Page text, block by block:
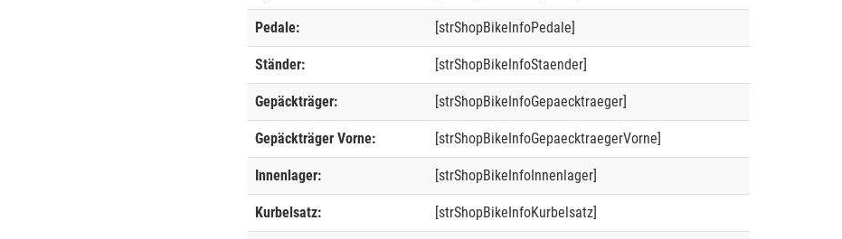
Pedale: [strShopBikeInfoPedale]
Ständer: [strShopBikeInfoStaender]
Gepäckträger: [strShopBikeInfoGepaecktraeger]
Gepäckträger Vorne: [strShopBikeInfoGepaecktraegerVorne]
Innenlager: [strShopBikeInfoInnenlager]
Kurbelsatz: [strShopBikeInfoKurbelsatz]